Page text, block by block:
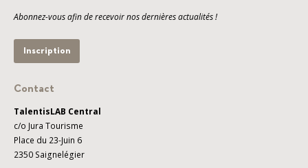
Abonnez-vous afin de recevoir nos dernières actualités !
Inscription
Contact
TalentisLAB Central
c/o Jura Tourisme
Place du 23-Juin 6
2350 Saignelégier